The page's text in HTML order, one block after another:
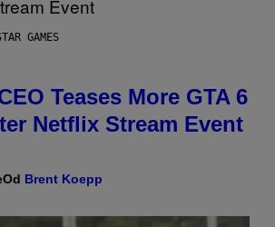
GAMES
Teases More GTA 6
Netflix Stream Event
Od Brent Koepp